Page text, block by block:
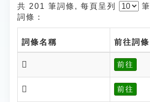
共 201 筆詞條, 每頁呈列 筆
詞條：
詞條名稱 前往詞條
𩳟 前往
𩳠 前往